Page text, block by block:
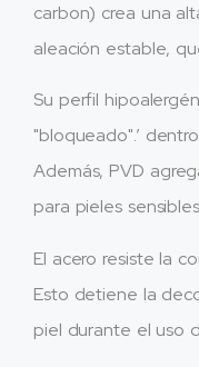
carbon) crea una
aleación estable,
Su perfil
"bloqueado".’
Además, PVD
para pieles
El acero resiste la
Esto detiene la
piel durante el uso